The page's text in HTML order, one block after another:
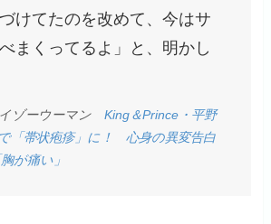
けてたのを改めて、今はサ
まくってるよ」と、明かし
イゾーウーマンKing＆Prince・平野
「帯状疱疹」に！ 心身の異変告白
が痛い」